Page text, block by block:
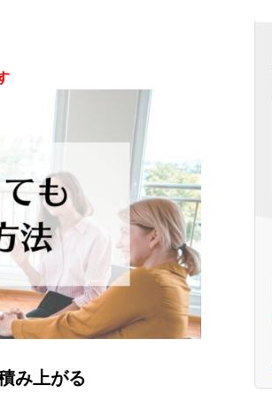
み上がる